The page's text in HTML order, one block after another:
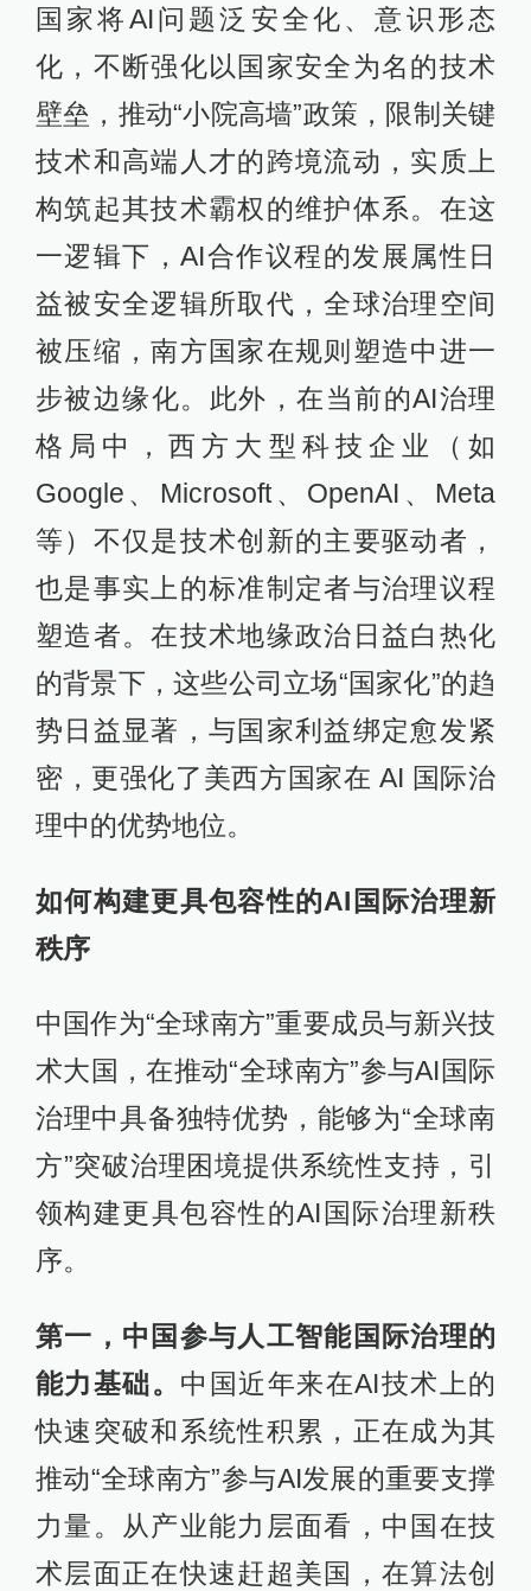
国家将AI问题泛安全化、意识形态
化，不断强化以国家安全为名的技术
壁垒，推动“小院高墙”政策，限制关键
技术和高端人才的跨境流动，实质上
构筑起其技术霸权的维护体系。在这
一逻辑下，AI合作议程的发展属性日
益被安全逻辑所取代，全球治理空间
被压缩，南方国家在规则塑造中进一
步被边缘化。此外，在当前的AI治理
格局中，西方大型科技企业（如
Google、Microsoft、OpenAI、Meta
等）不仅是技术创新的主要驱动者，
也是事实上的标准制定者与治理议程
塑造者。在技术地缘政治日益白热化
的背景下，这些公司立场“国家化”的趋
势日益显著，与国家利益绑定愈发紧
密，更强化了美西方国家在 AI 国际治
理中的优势地位。
如何构建更具包容性的AI国际治理新
秩序
中国作为“全球南方”重要成员与新兴技
术大国，在推动“全球南方”参与AI国际
治理中具备独特优势，能够为“全球南
方”突破治理困境提供系统性支持，引
领构建更具包容性的AI国际治理新秩
序。
第一，中国参与人工智能国际治理的
能力基础。 中国近年来在AI技术上的
快速突破和系统性积累，正在成为其
推动“全球南方”参与AI发展的重要支撑
力量。从产业能力层面看，中国在技
术层面正在快速赶超美国，在算法创